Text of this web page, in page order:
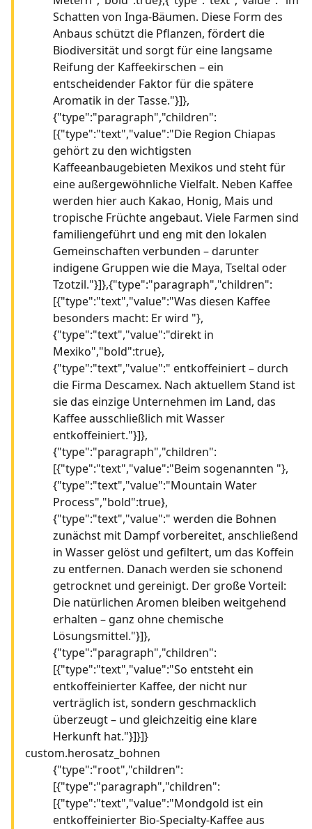
Schatten von Inga-Bäumen. Diese Form des
Anbaus schützt die Pflanzen, fördert die
Biodiversität und sorgt für eine langsame
Reifung der Kaffeekirschen – ein
entscheidender Faktor für die spätere
Aromatik in der Tasse."}]},
{"type":"paragraph","children":
[{"type":"text","value":"Die Region Chiapas
gehört zu den wichtigsten
Kaffeeanbaugebieten Mexikos und steht für
eine außergewöhnliche Vielfalt. Neben Kaffee
werden hier auch Kakao, Honig, Mais und
tropische Früchte angebaut. Viele Farmen sind
familiengeführt und eng mit den lokalen
Gemeinschaften verbunden – darunter
indigene Gruppen wie die Maya, Tseltal oder
Tzotzil."}]},{"type":"paragraph","children":
[{"type":"text","value":"Was diesen Kaffee
besonders macht: Er wird "},
{"type":"text","value":"direkt in
Mexiko","bold":true},
{"type":"text","value":" entkoffeiniert – durch
die Firma Descamex. Nach aktuellem Stand ist
sie das einzige Unternehmen im Land, das
Kaffee ausschließlich mit Wasser
entkoffeiniert."}]},
{"type":"paragraph","children":
[{"type":"text","value":"Beim sogenannten "},
{"type":"text","value":"Mountain Water
Process","bold":true},
{"type":"text","value":" werden die Bohnen
zunächst mit Dampf vorbereitet, anschließend
in Wasser gelöst und gefiltert, um das Koffein
zu entfernen. Danach werden sie schonend
getrocknet und gereinigt. Der große Vorteil:
Die natürlichen Aromen bleiben weitgehend
erhalten – ganz ohne chemische
Lösungsmittel."}]},
{"type":"paragraph","children":
[{"type":"text","value":"So entsteht ein
entkoffeinierter Kaffee, der nicht nur
verträglich ist, sondern geschmacklich
überzeugt – und gleichzeitig eine klare
Herkunft hat."}]}]}
custom.herosatz_bohnen
{"type":"root","children":
[{"type":"paragraph","children":
[{"type":"text","value":"Mondgold ist ein
entkoffeinierter Bio-Specialty-Kaffee aus